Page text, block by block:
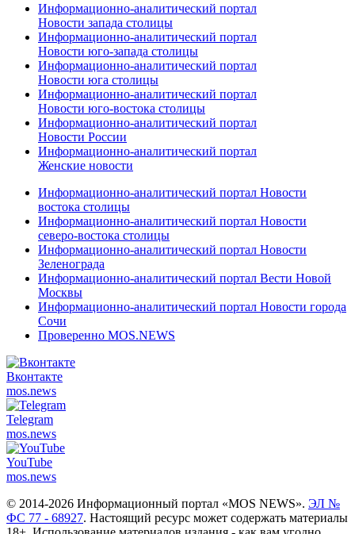
Информационно-аналитический портал
Новости запада столицы
Информационно-аналитический портал
Новости юго-запада столицы
Информационно-аналитический портал
Новости юга столицы
Информационно-аналитический портал
Новости юго-востока столицы
Информационно-аналитический портал
Новости России
Информационно-аналитический портал
Женские новости
Информационно-аналитический портал Новости
востока столицы
Информационно-аналитический портал Новости
северо-востока столицы
Информационно-аналитический портал Новости
Зеленограда
Информационно-аналитический портал Вести Новой
Москвы
Информационно-аналитический портал Новости города
Сочи
Проверенно MOS.NEWS
Вконтакте
mos.news
Telegram
mos.news
YouTube
mos.news
© 2014-2026 Информационный портал «MOS NEWS». ЭЛ №
ФС 77 - 68927. Настоящий ресурс может содержать материалы